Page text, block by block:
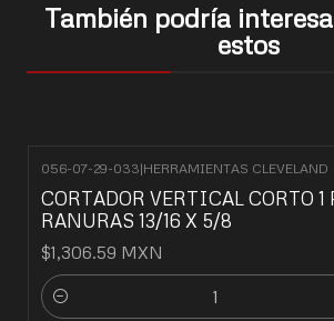
También podría
estos
056-07-29-033|HERRAMIENTAS CLEVELAND
CORTADOR VERTICAL CORTO 1
RANURAS 13/16 X 5/8
$1,306.59 MXN
Cantidad